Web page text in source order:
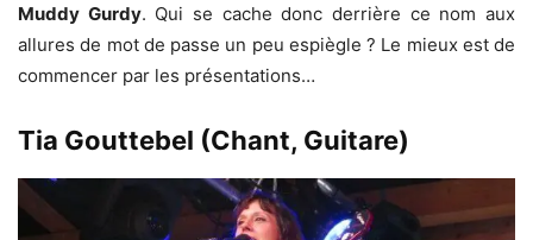
Muddy Gurdy. Qui se cache donc derrière ce nom aux
allures de mot de passe un peu espiègle ? Le mieux est de
commencer par les présentations…
Tia Gouttebel (Chant, Guitare)